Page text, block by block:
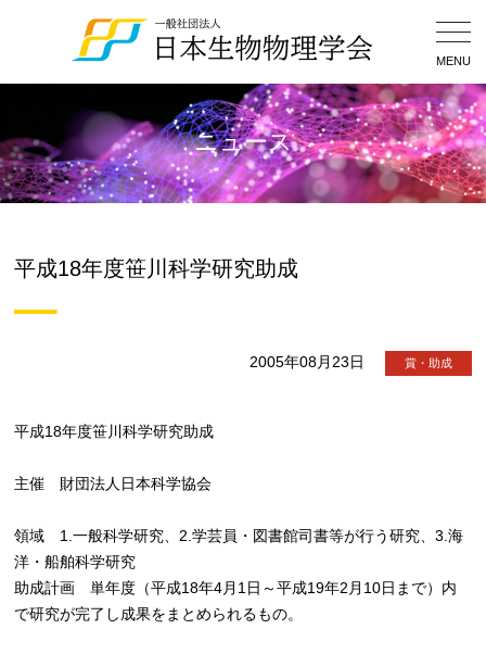
MENU
ニュース
平成18年度笹川科学研究助成
2005年08月23日 賞・助成
平成18年度笹川科学研究助成
主催 財団法人日本科学協会
領域 1.一般科学研究、2.学芸員・図書館司書等が行う研究、3.海
洋・船舶科学研究
助成計画 単年度（平成18年4月1日～平成19年2月10日まで）内
で研究が完了し成果をまとめられるもの。